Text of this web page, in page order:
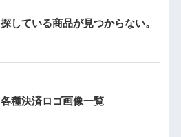
探している商品が見つからない。
各種決済ロゴ画像一覧